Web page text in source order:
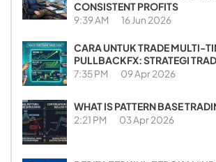
CONSISTENT PROFITS
9:39 AM 16 Jun 2026
CARA UNTUK TRADE MULTI-
PULLBACKFX: STRATEGI
7:35 PM 09 Apr 2026
WHAT IS PATTERN BASE
2:21 PM 03 Apr 2026